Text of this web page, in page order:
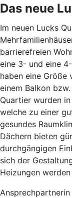
Das neue
Im neuen Lucks
barrierefreien
eine 3- und eine
haben eine Größe
einem Balkon
Quartier wurden
welche zu einer
gesundes
Dächern bieten
durchgängigen
sich der
Heizungen